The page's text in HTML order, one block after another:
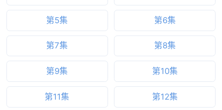
第5集 第6集
第7集 第8集
第9集 第10集
第11集 第12集